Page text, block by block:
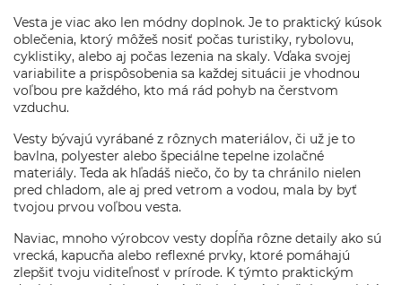
Vesta je viac ako len módny doplnok. Je to praktický kúsok
oblečenia, ktorý môžeš nosiť počas turistiky, rybolovu,
cyklistiky, alebo aj počas lezenia na skaly. Vďaka svojej
variabilite a prispôsobenia sa každej situácii je vhodnou
voľbou pre každého, kto má rád pohyb na čerstvom
vzduchu.
Vesty bývajú vyrábané z rôznych materiálov, či už je to
bavlna, polyester alebo špeciálne tepelne izolačné
materiály. Teda ak hľadáš niečo, čo by ta chránilo nielen
pred chladom, ale aj pred vetrom a vodou, mala by byť
tvojou prvou voľbou vesta.
Naviac, mnoho výrobcov vesty dopĺňa rôzne detaily ako sú
vrecká, kapucňa alebo reflexné prvky, ktoré pomáhajú
zlepšiť tvoju viditeľnosť v prírode. K týmto praktickým